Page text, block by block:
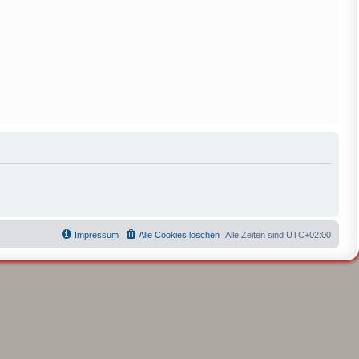
Alle Zeiten sind UTC+02:00
Alle Cookies löschen
Impressum